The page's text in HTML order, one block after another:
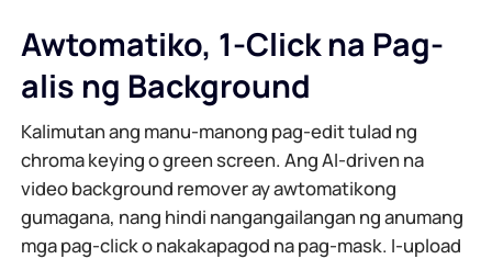
AI Face Generator
AI Image Extender
Image Optimizer sa Shopify
Imahe Brightener
I-convert ang PDF sa Excel Online
I-convert ang PDF sa PPT Online
JPG hanggang PDF Online
PDF hanggang JPG
Awtomatiko, 1-Click na Pag-
alis ng Background
Kalimutan ang manu-manong pag-edit tulad ng
chroma keying o green screen. Ang AI-driven na
video background remover ay awtomatikong
gumagana, nang hindi nangangailangan ng anumang
mga pag-click o nakakapagod na pag-mask. I-upload